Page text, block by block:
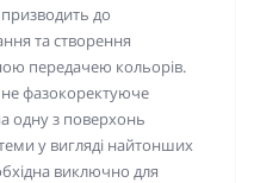
до
та створення
передачею кольорів.
фазокоректуюче
одну з поверхонь
у вигляді найтонших
виключно для